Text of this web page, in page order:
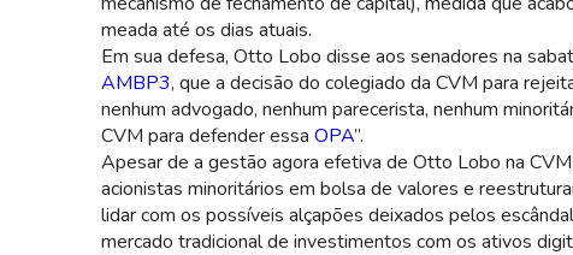
meada até os dias atuais.
Em sua defesa, Otto Lobo disse aos senadores na
AMBP3, que a decisão do colegiado da CVM para
nenhum advogado, nenhum parecerista, nenhum
CVM para defender essa OPA”.
Apesar de a gestão agora efetiva de Otto Lobo na
acionistas minoritários em bolsa de valores e
lidar com os possíveis alçapões deixados pelos
mercado tradicional de investimentos com os ativos